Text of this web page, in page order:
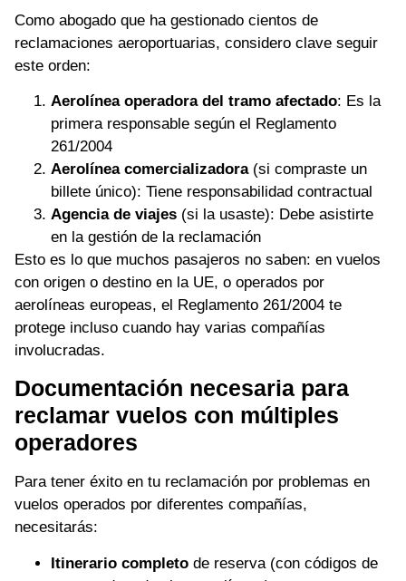
Como abogado que ha gestionado cientos de
reclamaciones aeroportuarias, considero clave seguir
este orden:
Aerolínea operadora del tramo afectado: Es la
primera responsable según el Reglamento
261/2004
Aerolínea comercializadora(si compraste un
billete único): Tiene responsabilidad contractual
Agencia de viajes (si la usaste): Debe asistirte
en la gestión de la reclamación
Esto es lo que muchos pasajeros no saben: en vuelos
con origen o destino en la UE, o operados por
aerolíneas europeas, el Reglamento 261/2004 te
protege incluso cuando hay varias compañías
involucradas.
Documentación necesaria para
reclamar vuelos con múltiples
operadores
Para tener éxito en tu reclamación por problemas en
vuelos operados por diferentes compañías,
necesitarás:
Itinerario completo de reserva (con códigos de